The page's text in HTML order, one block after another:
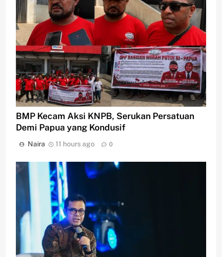
BMP Kecam Aksi KNPB, Serukan Persatuan
Demi Papua yang Kondusif
Naira 11 hours ago 0